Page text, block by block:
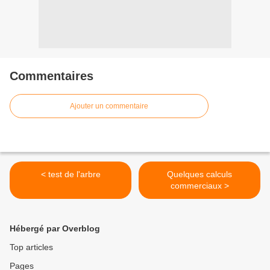
Commentaires
Ajouter un commentaire
< test de l'arbre
Quelques calculs
commerciaux >
Hébergé par Overblog
Top articles
Pages